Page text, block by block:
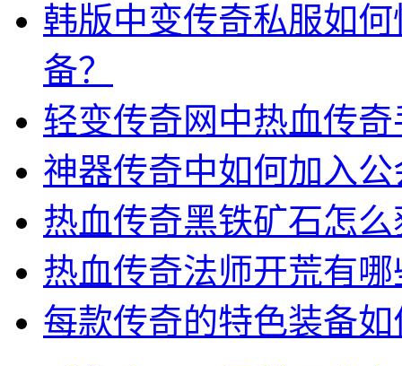
韩版中变传奇私服如
备？
轻变传奇网中热血传
神器传奇中如何加入公
热血传奇黑铁矿石怎
热血传奇法师开荒有
每款传奇的特色装备